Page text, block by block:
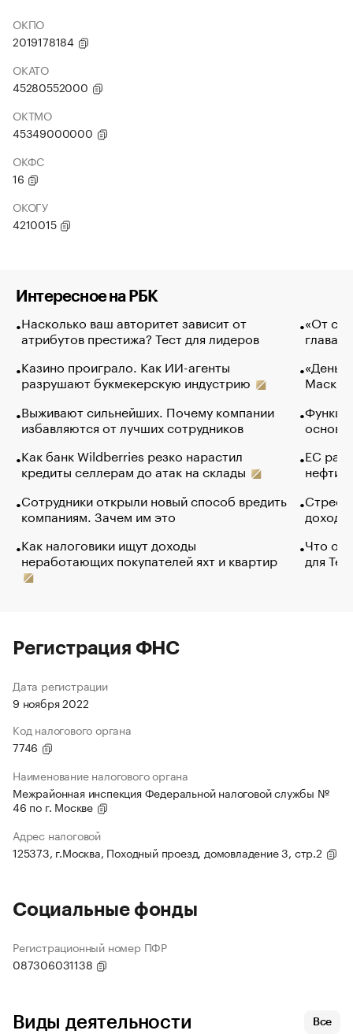
ОКПО
2019178184
ОКАТО
45280552000
ОКТМО
45349000000
ОКФС
16
ОКОГУ
4210015
Интересное на РБК
Насколько ваш авторитет зависит от
атрибутов престижа? Тест для лидеров
Казино проиграло. Как ИИ-агенты
разрушают букмекерскую индустрию
Выживают сильнейших. Почему компании
избавляются от лучших сотрудников
Как банк Wildberries резко нарастил
кредиты селлерам до атак на склады
Сотрудники открыли новый способ вредить
компаниям. Зачем им это
Как налоговики ищут доходы
неработающих покупателей яхт и квартир
«От
глава
Маск в
основ
ЕС
нефти
Что
для
Регистрация ФНС
Дата регистрации
9 ноября 2022
Код налогового органа
7746
Наименование налогового органа
Межрайонная инспекция Федеральной налоговой службы №
46 по г. Москве
Адрес налоговой
125373, г.Москва, Походный проезд, домовладение 3, стр.2
Социальные фонды
Регистрационный номер ПФР
087306031138
Виды деятельности Все